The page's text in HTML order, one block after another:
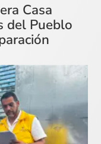
Casa
del Pueblo